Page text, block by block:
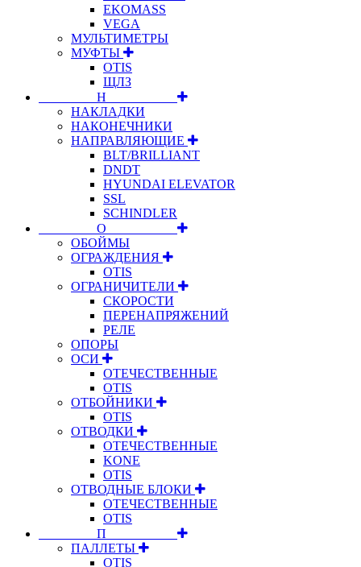
EKOMASS
VEGA
МУЛЬТИМЕТРЫ
МУФТЫ
OTIS
ЩЛЗ
⠀⠀⠀⠀⠀⠀Н⠀⠀⠀⠀⠀⠀⠀
НАКЛАДКИ
НАКОНЕЧНИКИ
НАПРАВЛЯЮЩИЕ
BLT/BRILLIANT
DNDT
HYUNDAI ELEVATOR
SSL
SCHINDLER
⠀⠀⠀⠀⠀⠀О⠀⠀⠀⠀⠀⠀⠀
ОБОЙМЫ
ОГРАЖДЕНИЯ
OTIS
ОГРАНИЧИТЕЛИ
СКОРОСТИ
ПЕРЕНАПРЯЖЕНИЙ
РЕЛЕ
ОПОРЫ
ОСИ
ОТЕЧЕСТВЕННЫЕ
OTIS
ОТБОЙНИКИ
OTIS
ОТВОДКИ
ОТЕЧЕСТВЕННЫЕ
KONE
OTIS
ОТВОДНЫЕ БЛОКИ
ОТЕЧЕСТВЕННЫЕ
OTIS
⠀⠀⠀⠀⠀⠀П⠀⠀⠀⠀⠀⠀⠀
ПАЛЛЕТЫ
OTIS